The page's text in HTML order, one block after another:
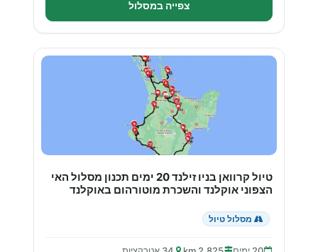
צפייה במסלול
טיול קרוואן בניו זילנד 20 ימים תכנון מסלול האי
הצפוני אוקלנד והשכרת מוטורהום באוקלנד
מסלול טיול